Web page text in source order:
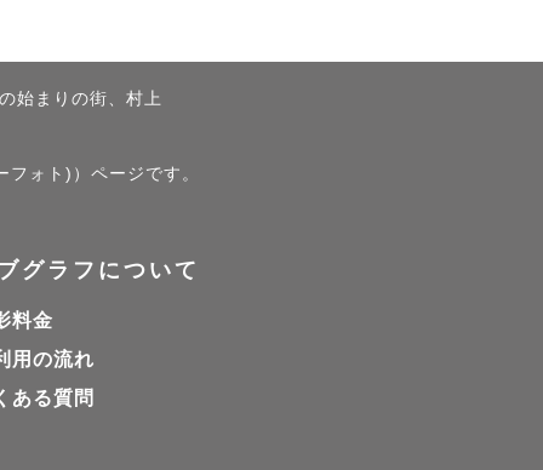
んでもら
が惜しく
緒に、今
始まりの街、村上
ォト)）ページです。
グラフについて
料金
用の流れ
ある質問